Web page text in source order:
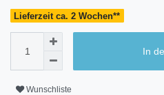
Lieferzeit ca. 2 Wochen**
In
Wunschliste